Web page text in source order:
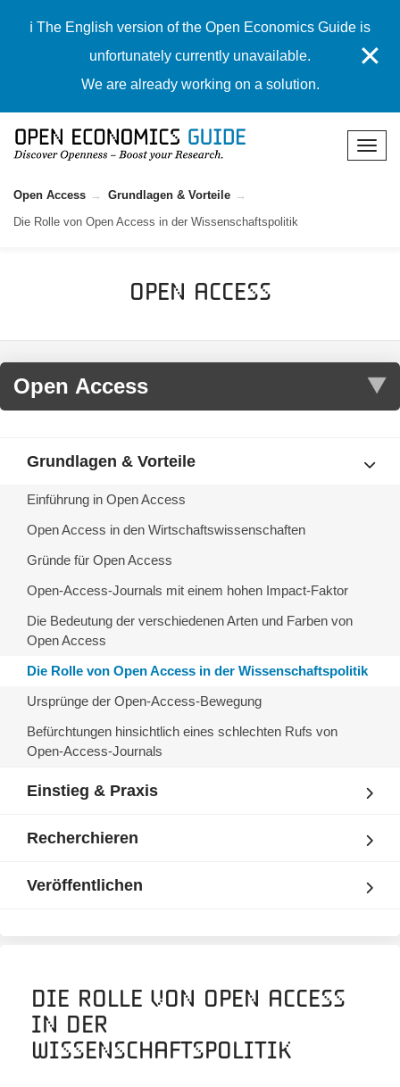
ℹ️ The English version of the Open Economics Guide is
unfortunately currently unavailable.
We are already working on a solution.
✕
Open Access
Grundlagen & Vorteile
Die Rolle von Open Access in der Wissenschaftspolitik
Open Access
Grundlagen & Vorteile
Einführung in Open Access
Open Access in den Wirtschaftswissenschaften
Gründe für Open Access
Open-Access-Journals mit einem hohen Impact-Faktor
Die Bedeutung der verschiedenen Arten und Farben von
Open Access
Die Rolle von Open Access in der Wissenschaftspolitik
Ursprünge der Open-Access-Bewegung
Befürchtungen hinsichtlich eines schlechten Rufs von
Open-Access-Journals
Einstieg & Praxis
Recherchieren
Veröffentlichen
Die Rolle von Open Access
in der
Wissenschaftspolitik